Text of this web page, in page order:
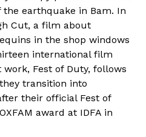
earthquake in Bam. In
Cut, a film about
in the shop windows
international film
Fest of Duty, follows
transition into
their official Fest of
award at IDFA in